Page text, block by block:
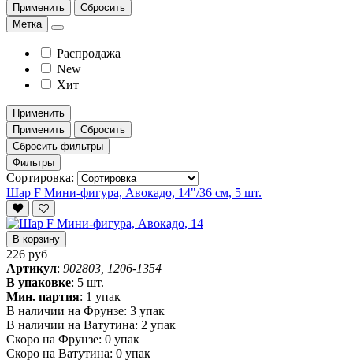
Применить
Сбросить
Метка
Распродажа
New
Хит
Применить
Применить
Сбросить
Сбросить фильтры
Фильтры
Сортировка:
Шар F Мини-фигура, Авокадо, 14"/36 см, 5 шт.
В корзину
226 руб
Артикул: 902803, 1206-1354
В упаковке: 5 шт.
Мин. партия: 1 упак
В наличии на Фрунзе: 3 упак
В наличии на Ватутина: 2 упак
Скоро на Фрунзе: 0 упак
Скоро на Ватутина: 0 упак